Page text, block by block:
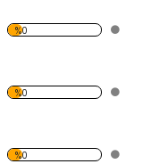
%0
%0
%0